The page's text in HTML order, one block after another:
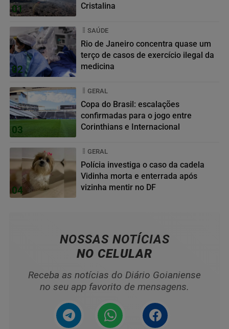
01
Cristalina
02
SAÚDE
Rio de Janeiro concentra quase um
terço de casos de exercício ilegal da
medicina
03
GERAL
Copa do Brasil: escalações
confirmadas para o jogo entre
Corinthians e Internacional
04
GERAL
Polícia investiga o caso da cadela
Vidinha morta e enterrada após
vizinha mentir no DF
NOSSAS NOTÍCIAS
NO CELULAR
Receba as notícias do Diário Goianiense
no seu app favorito de mensagens.